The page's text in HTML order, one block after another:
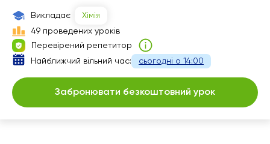
Викладає
Хімія
49 проведених уроків
Перевірений репетитор
Найближчий вільний час:
сьогодні о 14:00
Забронювати безкоштовний урок
15:00
16:00
17:00
17:30
18:30